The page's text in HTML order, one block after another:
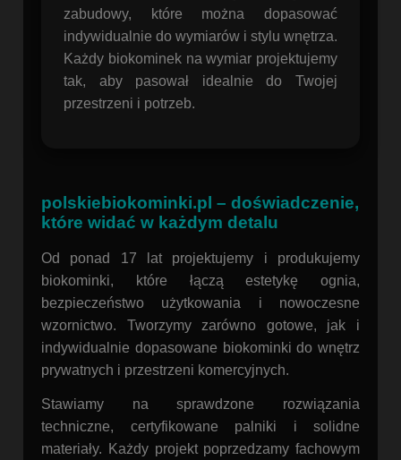
zabudowy, które można dopasować
indywidualnie do wymiarów i stylu wnętrza.
Każdy biokominek na wymiar projektujemy
tak, aby pasował idealnie do Twojej
przestrzeni i potrzeb.
polskiebiokominki.pl – doświadczenie,
które widać w każdym detalu
Od ponad 17 lat projektujemy i produkujemy
biokominki, które łączą estetykę ognia,
bezpieczeństwo użytkowania i nowoczesne
wzornictwo. Tworzymy zarówno gotowe, jak i
indywidualnie dopasowane biokominki do wnętrz
prywatnych i przestrzeni komercyjnych.
Stawiamy na sprawdzone rozwiązania
techniczne, certyfikowane palniki i solidne
materiały. Każdy projekt poprzedzamy fachowym